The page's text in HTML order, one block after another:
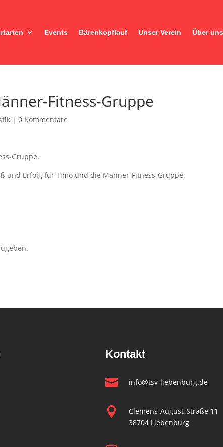
Events Bärenkopflauf Unser Verein Über uns
Fitness-Gruppe
|0 Kommentare
Gruppe.
und Erfolg für Timo und die Männer-Fitness-Gruppe.
Kontakt
 info@tsv-liebenburg.de

Clemens-August-Straße 11
38704 Liebenburg